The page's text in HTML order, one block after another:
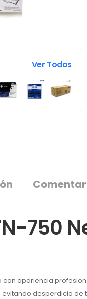
Ver Todos
750
apariencia
desperdicio